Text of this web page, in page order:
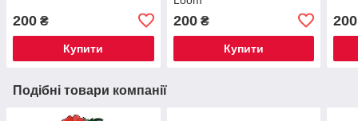
200 ₴
Купити
200₴
Купити
200
Подібні товари компанії